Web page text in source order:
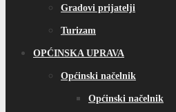
Gradovi prijatelji
Turizam
OPĆINSKA UPRAVA
Općinski načelnik
Općinski načelnik